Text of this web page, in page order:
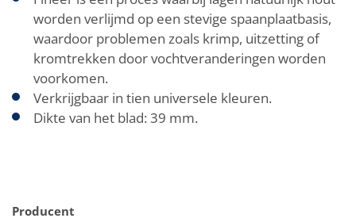
worden verlijmd op een stevige spaanplaatbasis,
waardoor problemen zoals krimp, uitzetting of
kromtrekken door vochtveranderingen worden
voorkomen.
Verkrijgbaar in tien universele kleuren.
Dikte van het blad: 39 mm.
Producent